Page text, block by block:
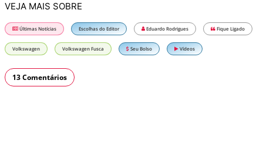
VEJA MAIS SOBRE
Últimas Notícias Escolhas do Editor Eduardo Rodrigues Fique Ligado
Volkswagen Volkswagen Fusca Seu Bolso Vídeos
13 Comentários